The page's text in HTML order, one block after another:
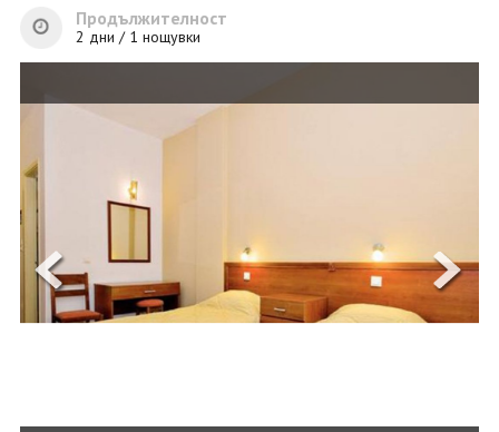
КРУИЗИ
ЕКСКУРЗИИ
ФИРМЕНИ ДОКУМЕНТИ
0700 144 34 Запитване
Продължителност
2 дни / 1 нощувки